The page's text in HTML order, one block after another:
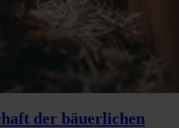
der bäuerlichen